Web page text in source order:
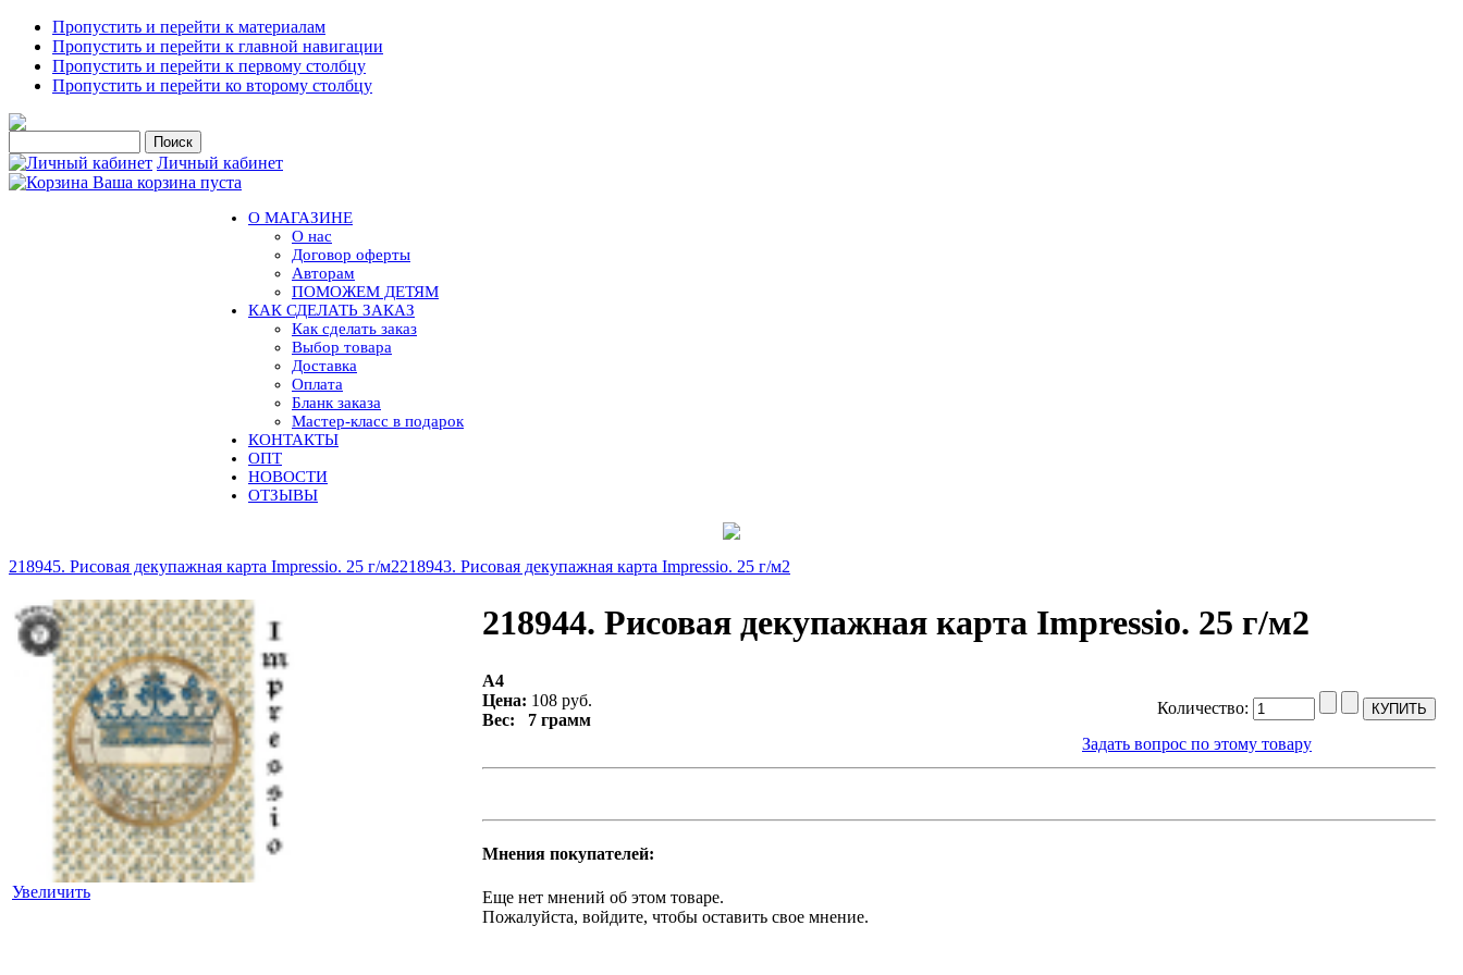
Пропустить и перейти к материалам
Пропустить и перейти к главной навигации
Пропустить и перейти к первому столбцу
Пропустить и перейти ко второму столбцу
Личный кабинет
Ваша корзина пуста
О МАГАЗИНЕ
О нас
Договор оферты
Авторам
ПОМОЖЕМ ДЕТЯМ
КАК СДЕЛАТЬ ЗАКАЗ
Как сделать заказ
Выбор товара
Доставка
Оплата
Бланк заказа
Мастер-класс в подарок
КОНТАКТЫ
ОПТ
НОВОСТИ
ОТЗЫВЫ
218945. Рисовая декупажная карта Impressio. 25 г/м2218943. Рисовая декупажная карта Impressio. 25 г/м2
Увеличить
218944. Рисовая декупажная карта Impressio. 25 г/м2
A4
Цена: 108 руб.
Вес: 7 грамм
Количество:
Задать вопрос по этому товару
Мнения покупателей:
Еще нет мнений об этом товаре.
Пожалуйста, войдите, чтобы оставить свое мнение.